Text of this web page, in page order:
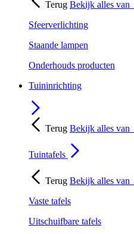
Terug Bekijk alles van
Sfeerverlichting
Staande lampen
Onderhouds producten
Tuininrichting
Terug Bekijk alles van
Tuintafels
Terug Bekijk alles van
Vaste tafels
Uitschuifbare tafels